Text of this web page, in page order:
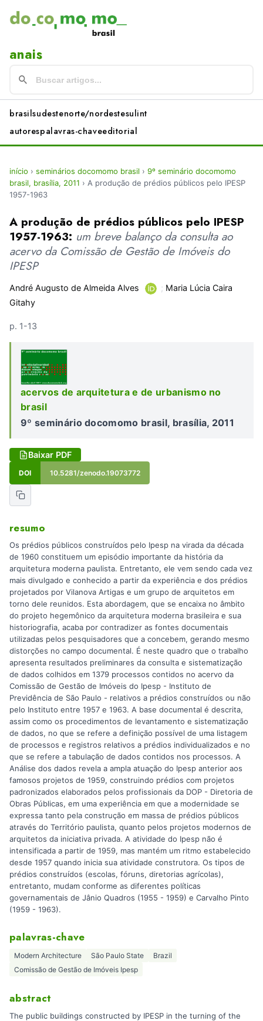
anais
brasilsudestenorte/nordestesulint
autorespalavras-chaveeditorial
início › seminários docomomo brasil › 9º seminário docomomo
brasil, brasília, 2011 › A produção de prédios públicos pelo IPESP
1957-1963
A produção de prédios públicos pelo IPESP
1957-1963: um breve balanço da consulta ao
acervo da Comissão de Gestão de Imóveis do
IPESP
André Augusto de Almeida Alves ; Maria Lúcia Caira
Gitahy
p. 1-13
acervos de arquitetura e de urbanismo no
brasil
9º seminário docomomo brasil, brasília, 2011
Baixar PDF
DOI 10.5281/zenodo.19073772
resumo
Os prédios públicos construídos pelo Ipesp na virada da década
de 1960 constituem um episódio importante da história da
arquitetura moderna paulista. Entretanto, ele vem sendo cada vez
mais divulgado e conhecido a partir da experiência e dos prédios
projetados por Vilanova Artigas e um grupo de arquitetos em
torno dele reunidos. Esta abordagem, que se encaixa no âmbito
do projeto hegemônico da arquitetura moderna brasileira e sua
historiografia, acaba por contradizer as fontes documentais
utilizadas pelos pesquisadores que a concebem, gerando mesmo
distorções no campo documental. É neste quadro que o trabalho
apresenta resultados preliminares da consulta e sistematização
de dados colhidos em 1379 processos contidos no acervo da
Comissão de Gestão de Imóveis do Ipesp - Instituto de
Previdência de São Paulo - relativos a prédios construídos ou não
pelo Instituto entre 1957 e 1963. A base documental é descrita,
assim como os procedimentos de levantamento e sistematização
de dados, no que se refere a definição possível de uma listagem
de processos e registros relativos a prédios individualizados e no
que se refere a tabulação de dados contidos nos processos. A
Análise dos dados revela a ampla atuação do Ipesp anterior aos
famosos projetos de 1959, construindo prédios com projetos
padronizados elaborados pelos profissionais da DOP - Diretoria de
Obras Públicas, em uma experiência em que a modernidade se
expressa tanto pela construção em massa de prédios públicos
através do Território paulista, quanto pelos projetos modernos de
arquitetos da iniciativa privada. A atividade do Ipesp não é
intensificada a partir de 1959, mas mantém um ritmo estabelecido
desde 1957 quando inicia sua atividade construtora. Os tipos de
prédios construídos (escolas, fóruns, diretorias agrícolas),
entretanto, mudam conforme as diferentes políticas
governamentais de Jânio Quadros (1955 - 1959) e Carvalho Pinto
(1959 - 1963).
palavras-chave
Modern Architecture São Paulo State
Brazil
Comissão de Gestão de Imóveis Ipesp
abstract
The public buildings constructed by IPESP in the turning of the